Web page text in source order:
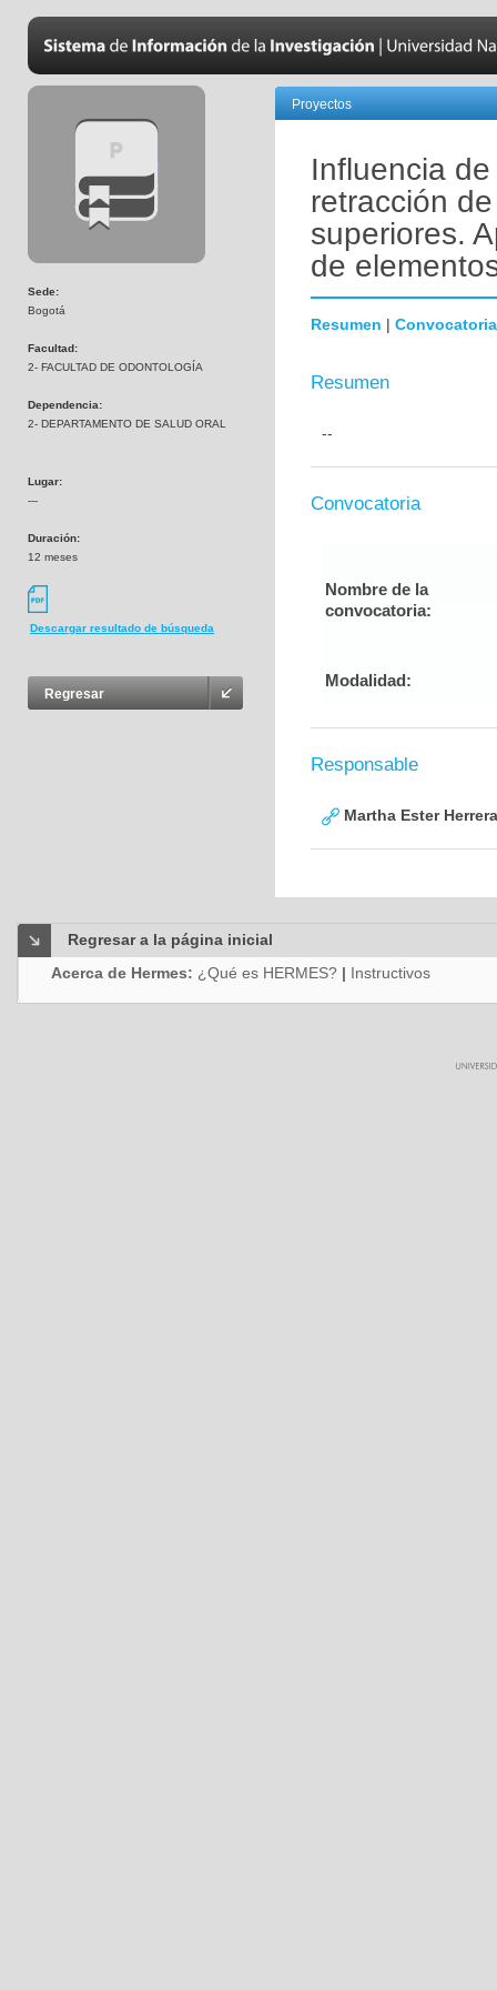
Sede:
Bogotá
Facultad:
2- FACULTAD DE ODONTOLOGÍA
Dependencia:
2- DEPARTAMENTO DE SALUD ORAL
Lugar:
---
Duración:
12 meses
Descargar resultado de búsqueda
Regresar
Proyectos
Influencia
retracción
superiores.
de
Resumen | Convocatoria
Resumen
--
Convocatoria
Nombre de la
convocatoria:
Modalidad:
Responsable
Martha Ester
Regresar a la página inicial
Acerca de Hermes: ¿Qué es HERMES? | Instructivos